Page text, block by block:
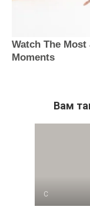
Вам
С